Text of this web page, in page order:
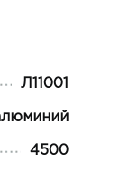
Л11001
4500